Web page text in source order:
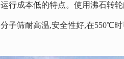
行成本低的特点。使用沸石转
子筛耐高温,安全性好,在550℃